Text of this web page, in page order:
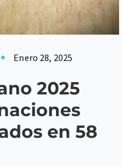
Enero 28, 2025
2025
en 58